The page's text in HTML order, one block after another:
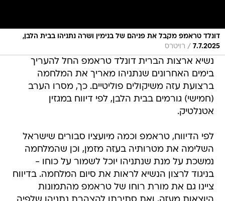
דונלד טראמפ מקבל את פניהם של בנימין ושרה נתניהו בבית הלבן,
7.7.2025
/ רויטרס
נשיא ארצות הברית דונלד טראמפ החל להעריך
בימים האחרונים שנתניהו מאריך את המלחמה
ברצועת עזה משיקולים פוליטיים. כך, מסרו הערב
(חמישי) גורמים בבית הלבן, לפי דיווח במגזין
אטנלטיק.
לפי הדיווח, טראמפ וכמה מיועציו סבורים שישראל
השלימה את מטרותיה בעזה מזמן, וכן שהמלחמה
נמשכת על מנת שנתניהו יוכל לשמור על כוחו -
בניגוד לרצון הנשיא לראות את סיום המלחמה. בדיווח
ציינו גם את מורת רוחו של טראמפ מהתמונות